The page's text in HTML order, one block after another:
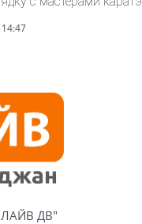
14:47
ДВ"